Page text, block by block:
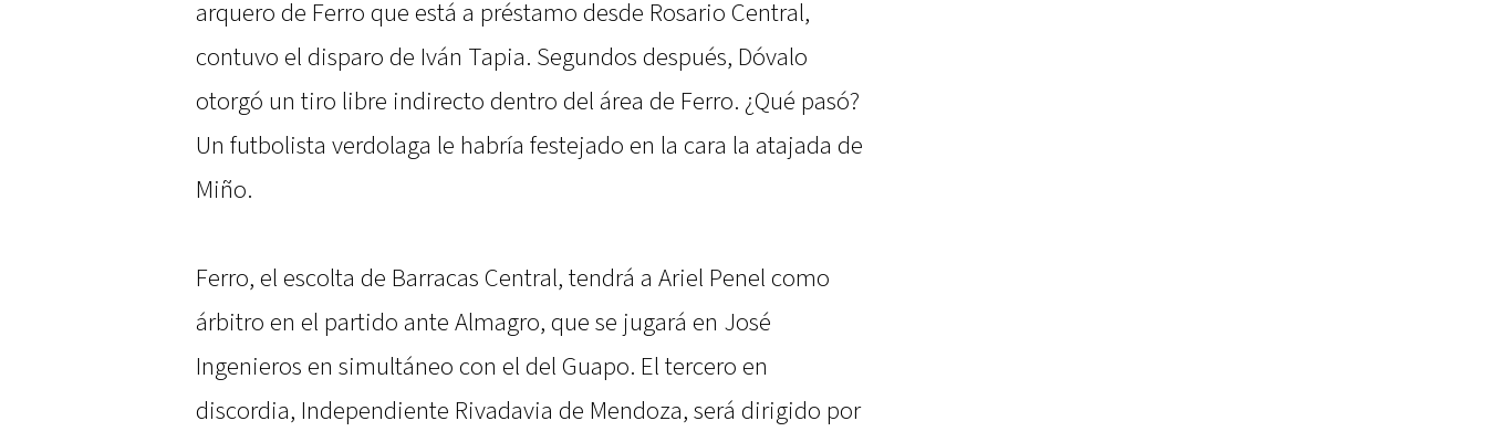
arquero de Ferro que está a préstamo desde Rosario Central,
contuvo el disparo de Iván Tapia. Segundos después, Dóvalo
otorgó un tiro libre indirecto dentro del área de Ferro. ¿Qué pasó?
Un futbolista verdolaga le habría festejado en la cara la atajada de
Miño.
Ferro, el escolta de Barracas Central, tendrá a Ariel Penel como
árbitro en el partido ante Almagro, que se jugará en José
Ingenieros en simultáneo con el del Guapo. El tercero en
discordia, Independiente Rivadavia de Mendoza, será dirigido por